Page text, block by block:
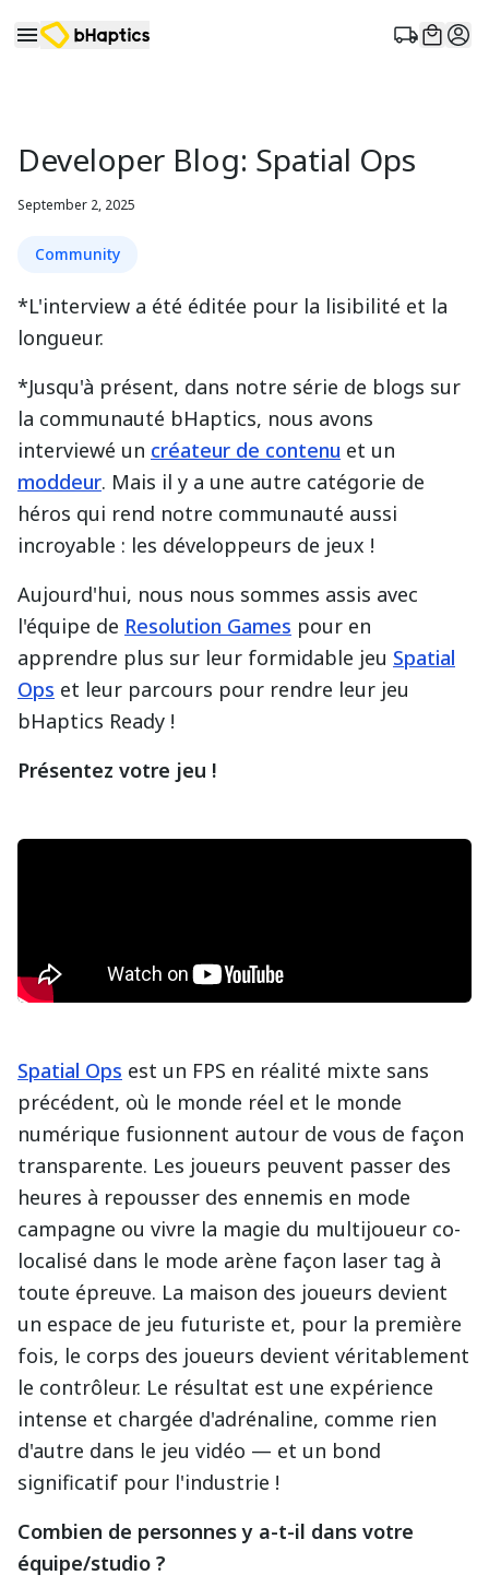
Developer Blog: Spatial Ops
September 2, 2025
Community
*L'interview a été éditée pour la lisibilité et la
longueur.
*Jusqu'à présent, dans notre série de blogs sur
la communauté bHaptics, nous avons
interviewé un créateur de contenu et un
moddeur. Mais il y a une autre catégorie de
héros qui rend notre communauté aussi
incroyable : les développeurs de jeux !
Aujourd'hui, nous nous sommes assis avec
l'équipe de Resolution Games pour en
apprendre plus sur leur formidable jeu Spatial
Ops et leur parcours pour rendre leur jeu
bHaptics Ready !
Présentez votre jeu !
Spatial Ops est un FPS en réalité mixte sans
précédent, où le monde réel et le monde
numérique fusionnent autour de vous de façon
transparente. Les joueurs peuvent passer des
heures à repousser des ennemis en mode
campagne ou vivre la magie du multijoueur co-
localisé dans le mode arène façon laser tag à
toute épreuve. La maison des joueurs devient
un espace de jeu futuriste et, pour la première
fois, le corps des joueurs devient véritablement
le contrôleur. Le résultat est une expérience
intense et chargée d'adrénaline, comme rien
d'autre dans le jeu vidéo — et un bond
significatif pour l'industrie !
Combien de personnes y a-t-il dans votre
équipe/studio ?